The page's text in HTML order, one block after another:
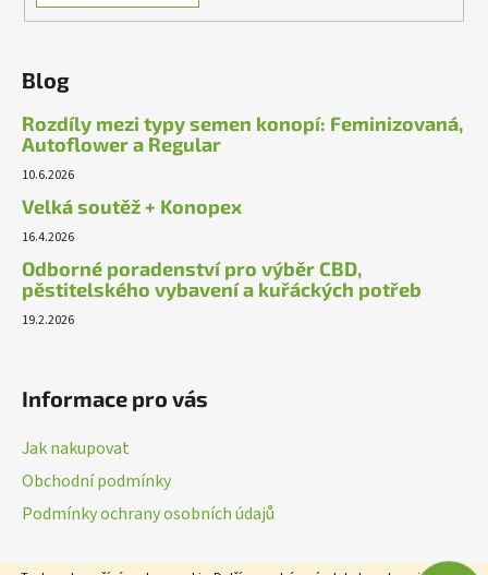
Blog
Rozdíly mezi typy semen konopí: Feminizovaná,
Autoflower a Regular
10.6.2026
Velká soutěž + Konopex
16.4.2026
Odborné poradenství pro výběr CBD,
pěstitelského vybavení a kuřáckých potřeb
19.2.2026
Informace pro vás
Jak nakupovat
Obchodní podmínky
Podmínky ochrany osobních údajů